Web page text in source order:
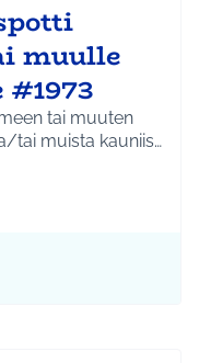
muulle
tai muuten
tai muista kauniis…
Tuusula
mukaan: Ympäristö